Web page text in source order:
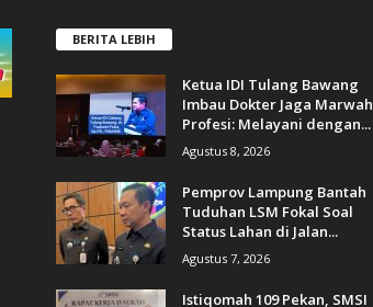
BERITA LEBIH
Ketua IDI Tulang Bawang
Imbau Dokter Jaga Marwah
Profesi: Melayani dengan...
Agustus 8, 2026
Pemprov Lampung Bantah
Tuduhan LSM Fokal Soal
Status Lahan di Jalan...
Agustus 7, 2026
Istiqomah 109 Pekan, SMSI